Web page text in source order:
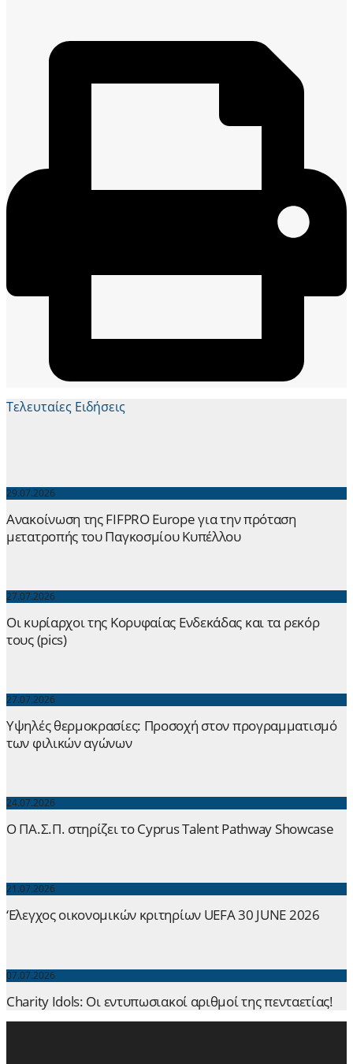
Τελευταίες Ειδήσεις
29.07.2026
Ανακοίνωση της FIFPRO Europe για την πρόταση
μετατροπής του Παγκοσμίου Κυπέλλου
27.07.2026
Οι κυρίαρχοι της Κορυφαίας Ενδεκάδας και τα ρεκόρ
τους (pics)
27.07.2026
Yψηλές θερμοκρασίες: Προσοχή στον προγραμματισμό
των φιλικών αγώνων
24.07.2026
Ο ΠΑ.Σ.Π. στηρίζει το Cyprus Talent Pathway Showcase
21.07.2026
‘Ελεγχος οικονομικών κριτηρίων UEFA 30 JUNE 2026
07.07.2026
Charity Idols: Οι εντυπωσιακοί αριθμοί της πενταετίας!